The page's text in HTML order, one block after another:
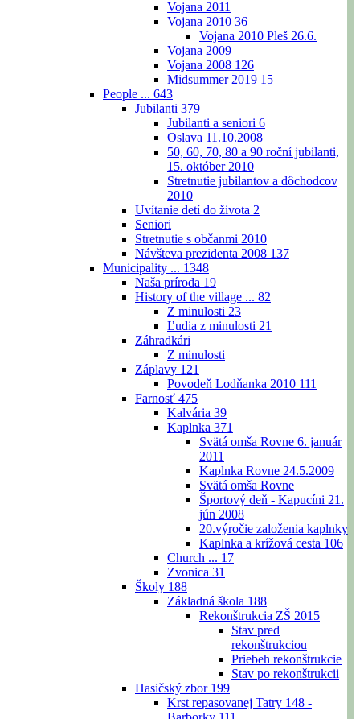
Vojana 2011
Vojana 2010 36
Vojana 2010 Pleš 26.6.
Vojana 2009
Vojana 2008 126
Midsummer 2019 15
People ... 643
Jubilanti 379
Jubilanti a seniori 6
Oslava 11.10.2008
50, 60, 70, 80 a 90 roční jubilanti,
15. október 2010
Stretnutie jubilantov a dôchodcov
2010
Uvítanie detí do života 2
Seniori
Stretnutie s občanmi 2010
Návšteva prezidenta 2008 137
Municipality ... 1348
Naša príroda 19
History of the village ... 82
Z minulosti 23
Ľudia z minulosti 21
Záhradkári
Z minulosti
Záplavy 121
Povodeň Lodňanka 2010 111
Farnosť 475
Kalvária 39
Kaplnka 371
Svätá omša Rovne 6. január
2011
Kaplnka Rovne 24.5.2009
Svätá omša Rovne
Športový deň - Kapucíni 21.
jún 2008
20.výročie založenia kaplnky
Kaplnka a krížová cesta 106
Church ... 17
Zvonica 31
Školy 188
Základná škola 188
Rekonštrukcia ZŠ 2015
Stav pred
rekonštrukciou
Priebeh rekonštrukcie
Stav po rekonštrukcii
Hasičský zbor 199
Krst repasovanej Tatry 148 -